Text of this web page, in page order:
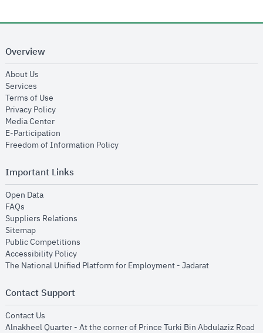
Overview
About Us
Services
Terms of Use
Privacy Policyopens in new window
Media Centeropens in new window
E-Participation
Freedom of Information Policyopens in new window
Important Links
Open Dataopens in new window
FAQs
Suppliers Relations
Sitemapopens in new window
Public Competitions
Accessibility Policyopens in new window
The National Unified Platform for Employment - Jadaratopens in new
Contact Support
Contact Us
Alnakheel Quarter - At the corner of Prince Turki Bin Abdulaziz Road